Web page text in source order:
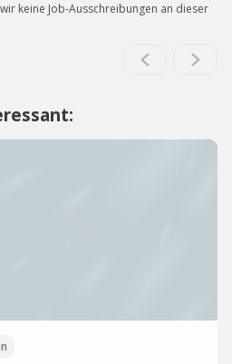
keine Job-Ausschreibungen an dieser